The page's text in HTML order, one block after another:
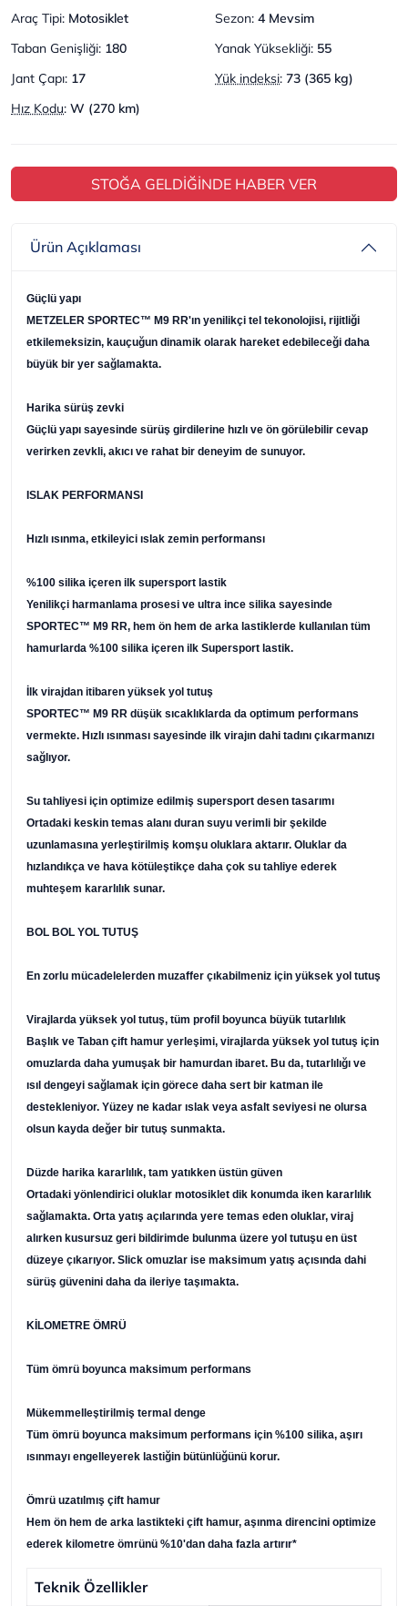
Araç Tipi: Motosiklet Sezon: 4 Mevsim
Taban Genişliği: 180 Yanak Yüksekliği: 55
Jant Çapı: 17 Yük indeksi: 73 (365 kg)
Hız Kodu: W (270 km)
STOĞA GELDİĞİNDE HABER VER
Ürün Açıklaması
Güçlü yapı
METZELER SPORTEC™ M9 RR'ın yenilikçi tel tekonolojisi, rijitliği
etkilemeksizin, kauçuğun dinamik olarak hareket edebileceği daha
büyük bir yer sağlamakta.
Harika sürüş zevki
Güçlü yapı sayesinde sürüş girdilerine hızlı ve ön görülebilir cevap
verirken zevkli, akıcı ve rahat bir deneyim de sunuyor.
ISLAK PERFORMANSI
Hızlı ısınma, etkileyici ıslak zemin performansı
%100 silika içeren ilk supersport lastik
Yenilikçi harmanlama prosesi ve ultra ince silika sayesinde
SPORTEC™ M9 RR, hem ön hem de arka lastiklerde kullanılan tüm
hamurlarda %100 silika içeren ilk Supersport lastik.
İlk virajdan itibaren yüksek yol tutuş
SPORTEC™ M9 RR düşük sıcaklıklarda da optimum performans
vermekte. Hızlı ısınması sayesinde ilk virajın dahi tadını çıkarmanızı
sağlıyor.
Su tahliyesi için optimize edilmiş supersport desen tasarımı
Ortadaki keskin temas alanı duran suyu verimli bir şekilde
uzunlamasına yerleştirilmiş komşu oluklara aktarır. Oluklar da
hızlandıkça ve hava kötüleştikçe daha çok su tahliye ederek
muhteşem kararlılık sunar.
BOL BOL YOL TUTUŞ
En zorlu mücadelelerden muzaffer çıkabilmeniz için yüksek yol tutuş
Virajlarda yüksek yol tutuş, tüm profil boyunca büyük tutarlılık
Başlık ve Taban çift hamur yerleşimi, virajlarda yüksek yol tutuş için
omuzlarda daha yumuşak bir hamurdan ibaret. Bu da, tutarlılığı ve
ısıl dengeyi sağlamak için görece daha sert bir katman ile
destekleniyor. Yüzey ne kadar ıslak veya asfalt seviyesi ne olursa
olsun kayda değer bir tutuş sunmakta.
Düzde harika kararlılık, tam yatıkken üstün güven
Ortadaki yönlendirici oluklar motosiklet dik konumda iken kararlılık
sağlamakta. Orta yatış açılarında yere temas eden oluklar, viraj
alırken kusursuz geri bildirimde bulunma üzere yol tutuşu en üst
düzeye çıkarıyor. Slick omuzlar ise maksimum yatış açısında dahi
sürüş güvenini daha da ileriye taşımakta.
KİLOMETRE ÖMRÜ
Tüm ömrü boyunca maksimum performans
Mükemmelleştirilmiş termal denge
Tüm ömrü boyunca maksimum performans için %100 silika, aşırı
ısınmayı engelleyerek lastiğin bütünlüğünü korur.
Ömrü uzatılmış çift hamur
Hem ön hem de arka lastikteki çift hamur, aşınma direncini optimize
ederek kilometre ömrünü %10'dan daha fazla artırır*
Teknik Özellikler